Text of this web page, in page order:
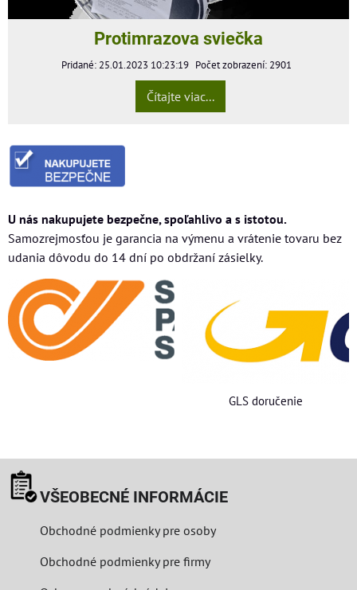
Protimrazova sviečka
Pridané: 25.01.2023 10:23:19 Počet zobrazení: 2901
Čítajte viac...
U nás nakupujete bezpečne, spoľahlivo a s istotou.
Samozrejmosťou je garancia na výmenu a vrátenie tovaru bez
udania dôvodu do 14 dní po obdržaní zásielky.
GLS doručenie
VŠEOBECNÉ INFORMÁCIE
Obchodné podmienky pre osoby
Obchodné podmienky pre firmy